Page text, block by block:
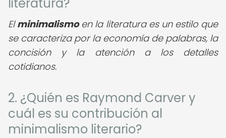
Elminimalismoen la literatura es un estilo que
se caracteriza por la economía de palabras, la
concisión y la atención a los detalles
cotidianos.
2. ¿Quién es Raymond Carver y
cuál es su contribución al
minimalismo literario?